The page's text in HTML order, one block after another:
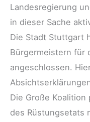
Landesregierung
in dieser Sache
Die Stadt Stuttgart
Bürgermeistern für
angeschlossen.
Die Große
des Rüstungsetats